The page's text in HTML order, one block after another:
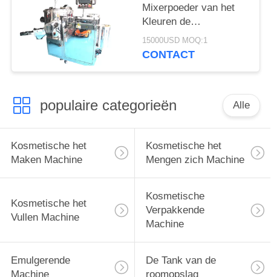
Mixerpoeder van het
Kleuren de
Kosmetische Droge
Poeder Homogenisator
15000USD MOQ:1
CONTACT
populaire categorieën Alle
Kosmetische het
Maken Machine
Kosmetische het
Mengen zich Machine
Kosmetische het
Vullen Machine
Kosmetische
Verpakkende
Machine
Emulgerende
Machine
De Tank van de
roomopslag